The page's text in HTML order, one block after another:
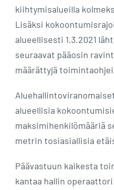
kiihtymisalueilla
Lisäksi
alueellisesti 1.3.2021
seuraavat pääosin
määrättyjä
alueellisia
maksimihenkilömääriä
metrin tosiasiallisia
Päävastuun kaikesta
kantaa hallin